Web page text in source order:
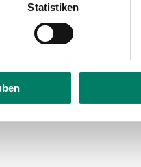
Statistiken